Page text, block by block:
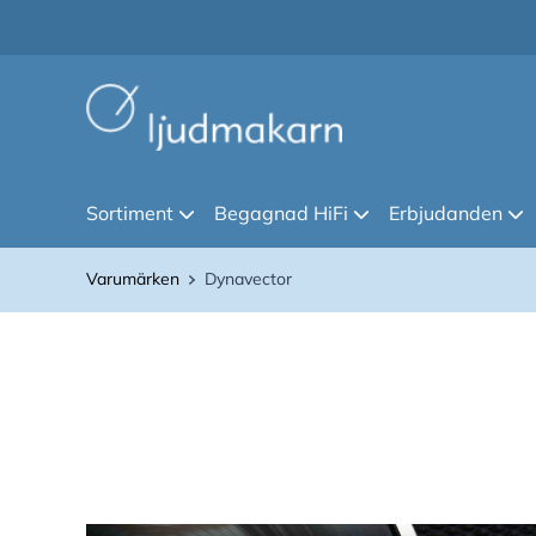
Sortiment Begagnad HiFi Erbjudanden
Varumärken Dynavector